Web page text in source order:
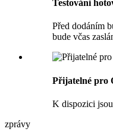
Testování
Před dodáním
bude včas
Přijatelné pro
K dispozici
zprávy